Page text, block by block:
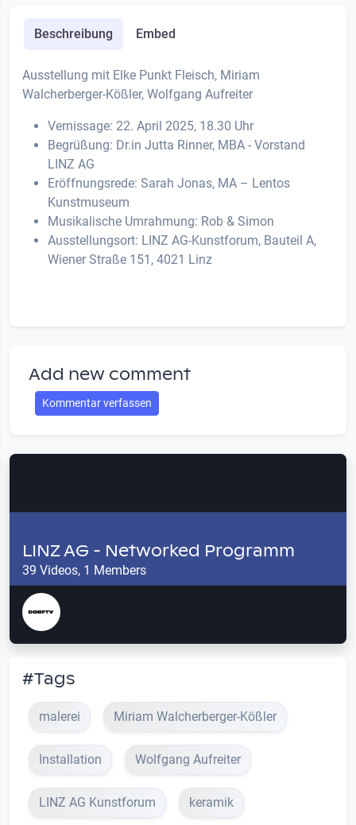
Beschreibung Embed
Ausstellung mit Elke Punkt Fleisch, Miriam
Walcherberger-Kößler, Wolfgang Aufreiter
Vernissage: 22. April 2025, 18.30 Uhr
Begrüßung: Dr.in Jutta Rinner, MBA - Vorstand
LINZ AG
Eröffnungsrede: Sarah Jonas, MA – Lentos
Kunstmuseum
Musikalische Umrahmung: Rob & Simon
Ausstellungsort: LINZ AG-Kunstforum, Bauteil A,
Wiener Straße 151, 4021 Linz
Add new comment
Kommentar verfassen
LINZ AG - Networked Programm
39 Videos, 1 Members
#Tags
malerei Miriam Walcherberger-Kößler
Installation Wolfgang Aufreiter
LINZ AG Kunstforum keramik